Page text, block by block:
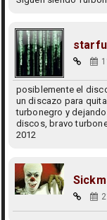
posiblemente el
un discazo para
turbonegro y
discos, bravo
2012